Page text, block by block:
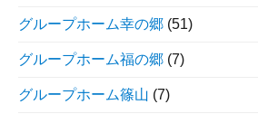
グループホーム幸の郷 (51)
グループホーム福の郷 (7)
グループホーム篠山 (7)